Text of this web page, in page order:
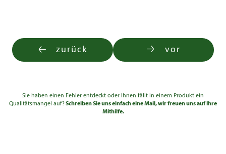
Solitär ab
3xv Cont.
20l
175 -
bis 4
50l
zurück vor
Sie haben einen Fehler entdeckt oder Ihnen fällt in einem Produkt ein
Qualitätsmangel auf?Schreiben Sie uns einfach eine Mail, wir freuen uns auf Ihre
Mithilfe.